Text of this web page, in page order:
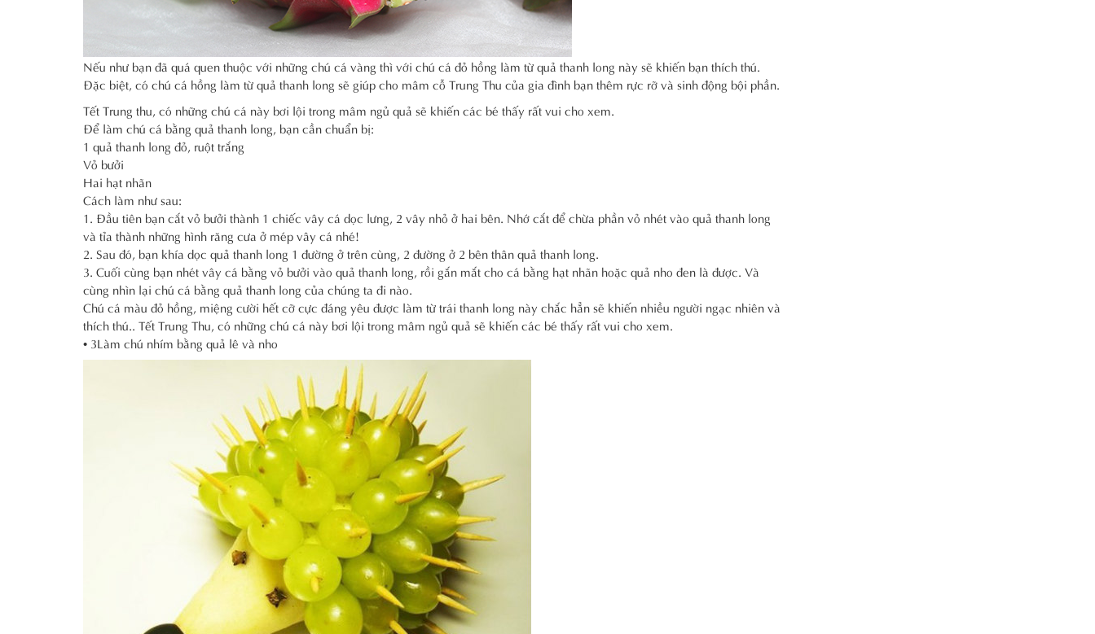
Nếu như bạn đã quá quen thuộc với những chú cá vàng thì với chú cá đỏ hồng làm từ quả thanh long này sẽ khiến bạn thích thú.
Đặc biệt, có chú cá hồng làm từ quả thanh long sẽ giúp cho mâm cỗ Trung Thu của gia đình bạn thêm rực rỡ và sinh động bội phần.
Tết Trung thu, có những chú cá này bơi lội trong mâm ngủ quả sẽ khiến các bé thấy rất vui cho xem.
Để làm chú cá bằng quả thanh long, bạn cần chuẩn bị:
1 quả thanh long đỏ, ruột trắng
Vỏ bưởi
Hai hạt nhãn
Cách làm như sau:
1. Đầu tiên bạn cắt vỏ bưởi thành 1 chiếc vây cá dọc lưng, 2 vây nhỏ ở hai bên. Nhớ cắt để chừa phần vỏ nhét vào quả thanh long
và tỉa thành những hình răng cưa ở mép vây cá nhé!
2. Sau đó, bạn khía dọc quả thanh long 1 đường ở trên cùng, 2 đường ở 2 bên thân quả thanh long.
3. Cuối cùng bạn nhét vây cá bằng vỏ bưởi vào quả thanh long, rồi gắn mắt cho cá bằng hạt nhãn hoặc quả nho đen là được. Và
cùng nhìn lại chú cá bằng quả thanh long của chúng ta đi nào.
Chú cá màu đỏ hồng, miệng cười hết cỡ cực đáng yêu được làm từ trái thanh long này chắc hẳn sẽ khiến nhiều người ngạc nhiên và
thích thú.. Tết Trung Thu, có những chú cá này bơi lội trong mâm ngủ quả sẽ khiến các bé thấy rất vui cho xem.
• 3Làm chú nhím bằng quả lê và nho